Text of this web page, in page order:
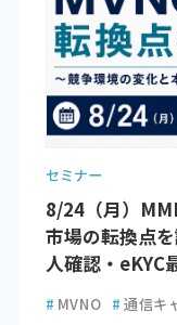
セミナー
8/24（月）
市場の転換点
人確認・eKYC
# MVNO # 通信キ